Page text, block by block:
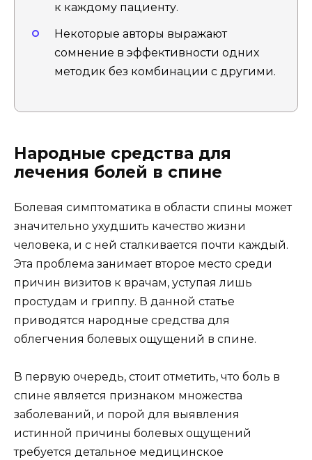
к каждому пациенту.
Некоторые авторы выражают
сомнение в эффективности одних
методик без комбинации с другими.
Народные средства для
лечения болей в спине
Болевая симптоматика в области спины может
значительно ухудшить качество жизни
человека, и с ней сталкивается почти каждый.
Эта проблема занимает второе место среди
причин визитов к врачам, уступая лишь
простудам и гриппу. В данной статье
приводятся народные средства для
облегчения болевых ощущений в спине.
В первую очередь, стоит отметить, что боль в
спине является признаком множества
заболеваний, и порой для выявления
истинной причины болевых ощущений
требуется детальное медицинское